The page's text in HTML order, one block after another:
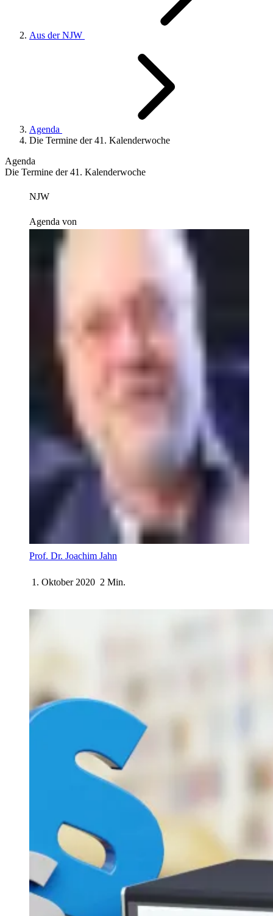
Aus der NJW
Agenda
Die Termine der 41. Kalenderwoche
Agenda
Die Termine der 41. Kalenderwoche
NJW
Agenda von
Prof. Dr. Joachim Jahn
1. Oktober 2020 2 Min.